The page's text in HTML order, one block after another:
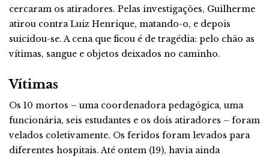
cercaram os atiradores. Pelas investigações, Guilherme
atirou contra Luiz Henrique, matando-o, e depois
suicidou-se. A cena que ficou é de tragédia: pelo chão as
vítimas, sangue e objetos deixados no caminho.
Vítimas
Os 10 mortos – uma coordenadora pedagógica, uma
funcionária, seis estudantes e os dois atiradores – foram
velados coletivamente. Os feridos foram levados para
diferentes hospitais. Até ontem (19), havia ainda